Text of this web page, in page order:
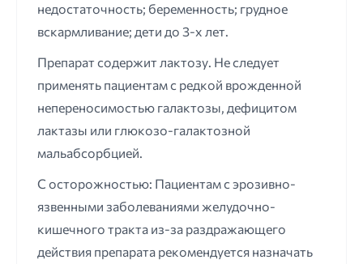
недостаточность; беременность; грудное
вскармливание; дети до 3-х лет.
Препарат содержит лактозу. Не следует
применять пациентам с редкой врожденной
непереносимостью галактозы, дефицитом
лактазы или глюкозо-галактозной
мальабсорбцией.
С осторожностью: Пациентам с эрозивно-
язвенными заболеваниями желудочно-
кишечного тракта из-за раздражающего
действия препарата рекомендуется назначать